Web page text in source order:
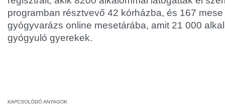
programban résztvevő 42 kórházba, és 167
gyógyvarázs online mesetárába, amit 21 000
gyógyuló gyerekek.